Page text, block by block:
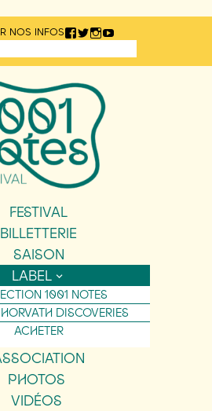
NOS INFOS
FESTIVAL
BILLETTERIE
SAISON
LABEL
1001 NOTES
DISCOVERIES
ACHETER
PHOTOS
VIDÉOS